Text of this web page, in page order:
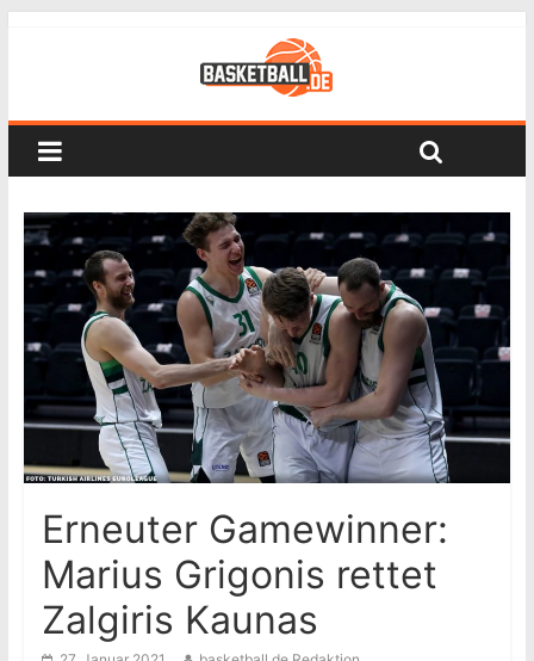
Erneuter Gamewinner:
Marius Grigonis rettet
Zalgiris Kaunas